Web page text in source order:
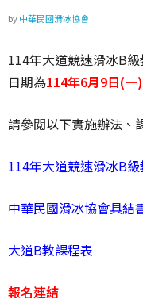
by中華民國滑冰協會
114年大道競速滑冰B
日期為114年6月9日(一
請參閱以下實施辦法、
114年大道競速滑冰B
中華民國滑冰協會具結
大道B教課程表
報名連結